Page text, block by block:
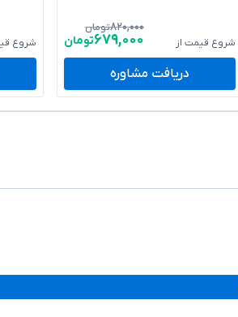
شروع قیمت از
۸۲۰,۰۰۰تومان
۶۷۹,۰۰۰تومان
دریافت مشاوره
شروع